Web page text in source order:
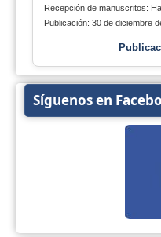
Recepción de manuscritos:
Publicación: 30 de diciembre
Síguenos en